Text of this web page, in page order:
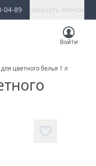
04-89 Заказать звонок
Войти
цветного белья 1 л